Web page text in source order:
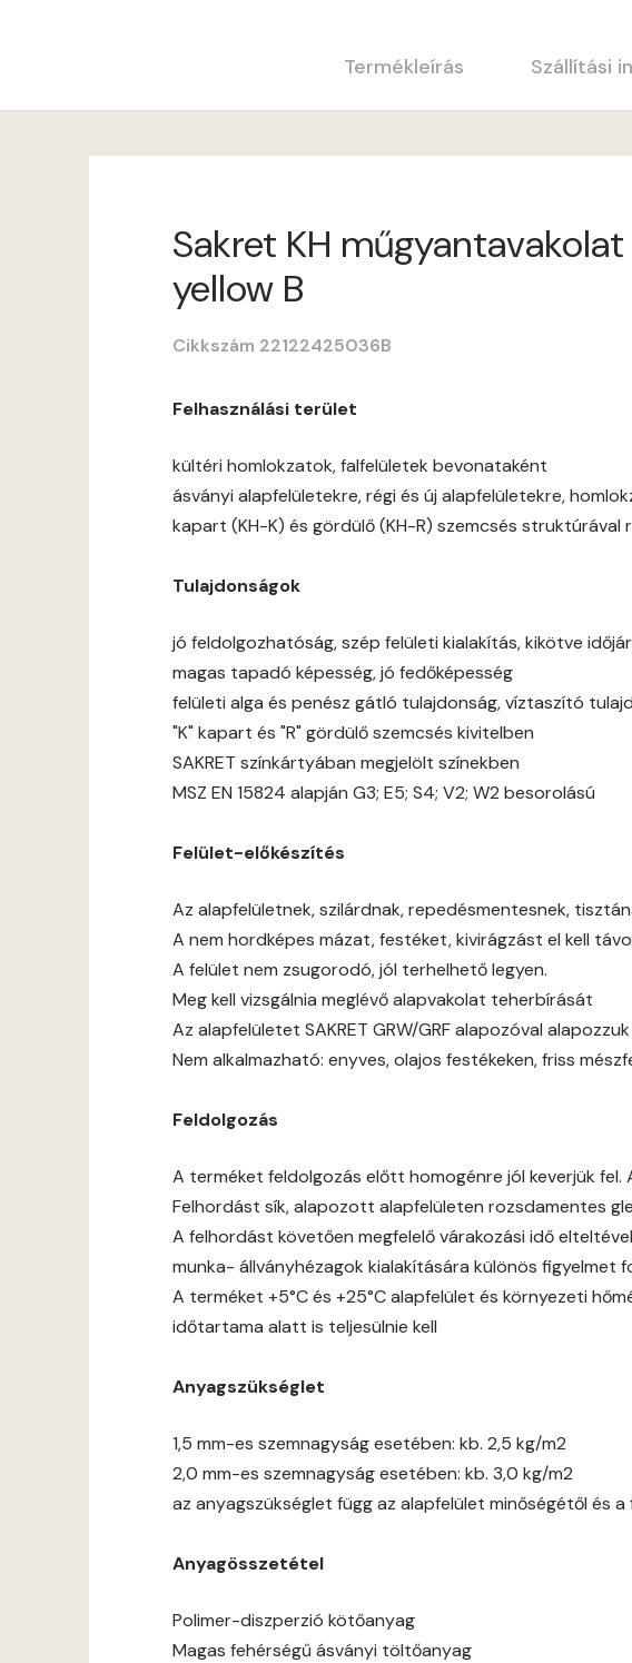
Termékleírás Szállítási
Sakret KH
yellow B
Cikkszám 22122425036B
Felhasználási terület
kültéri homlokzatok, falfelületek bevonataként
ásványi alapfelületekre, régi és új alapfelületekre,
kapart (KH-K) és gördülő (KH-R) szemcsés struktúrával
Tulajdonságok
jó feldolgozhatóság, szép felületi kialakítás, kikötve
magas tapadó képesség, jó fedőképesség
felületi alga és penész gátló tulajdonság, víztaszító
"K" kapart és "R" gördülő szemcsés kivitelben
SAKRET színkártyában megjelölt színekben
MSZ EN 15824 alapján G3; E5; S4; V2; W2 besorolású
Felület-előkészítés
Az alapfelületnek, szilárdnak, repedésmentesnek,
A nem hordképes mázat, festéket, kivirágzást el kell
A felület nem zsugorodó, jól terhelhető legyen.
Meg kell vizsgálnia meglévő alapvakolat teherbírását
Az alapfelületet SAKRET GRW/GRF alapozóval
Nem alkalmazható: enyves, olajos festékeken, friss
Feldolgozás
A terméket feldolgozás előtt homogénre jól keverjük fel.
Felhordást sík, alapozott alapfelületen rozsdamentes
A felhordást követően megfelelő várakozási idő
munka- állványhézagok kialakítására különös figyelmet
A terméket +5°C és +25°C alapfelület és környezeti
időtartama alatt is teljesülnie kell
Anyagszükséglet
1,5 mm-es szemnagyság esetében: kb. 2,5 kg/m2
2,0 mm-es szemnagyság esetében: kb. 3,0 kg/m2
az anyagszükséglet függ az alapfelület minőségétől és
Anyagösszetétel
Polimer-diszperzió kötőanyag
Magas fehérségű ásványi töltőanyag